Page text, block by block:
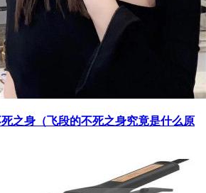
之身（飞段的不死之身究竟是什么原